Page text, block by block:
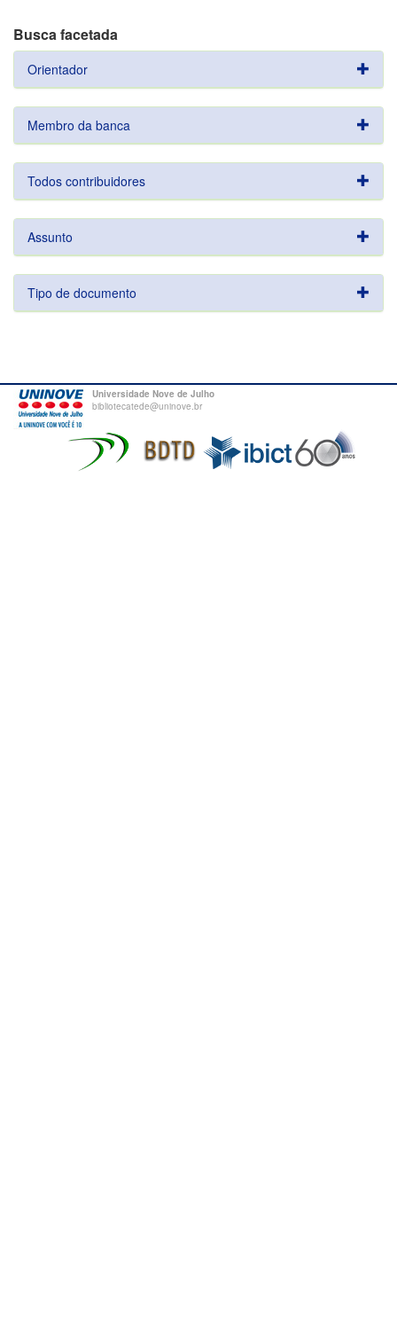
Busca facetada
Orientador
Membro da banca
Todos contribuidores
Assunto
Tipo de documento
Universidade Nove de Julho
bibliotecatede@uninove.br